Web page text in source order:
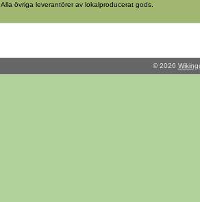
Alla övriga leverantörer av lokalproducerat gods.
© 2026